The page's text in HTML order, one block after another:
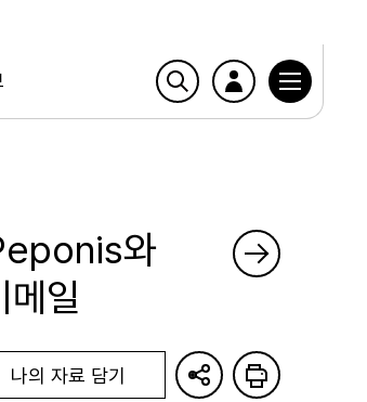
와
일
나의 자료 담기